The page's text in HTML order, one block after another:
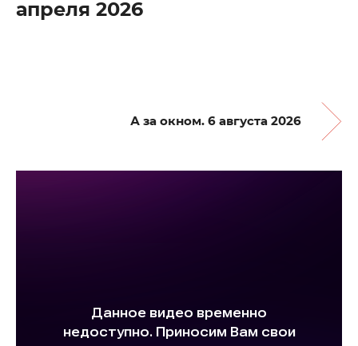
апреля 2026
А за окном. 6 августа 2026